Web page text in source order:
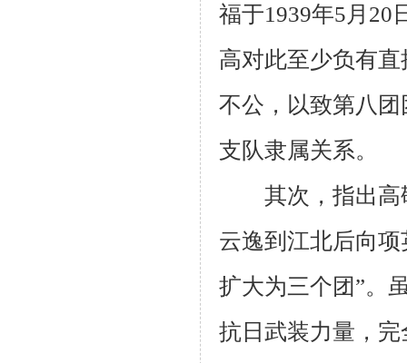
福于1939年5月 20
高对此至少负有
不公，以致第八
支队隶属关系。
其次，指出高
云逸到江北后向
扩大为三个团”。
抗日武装力量，